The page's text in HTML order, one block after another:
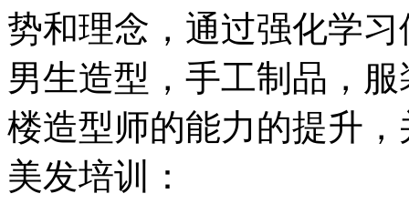
势和理念，通过强化学
男生造型，手工制品，
楼造型师的能力的提升
美发培训：